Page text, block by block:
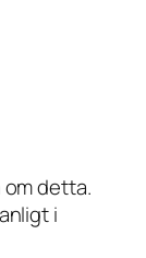
om detta.
i